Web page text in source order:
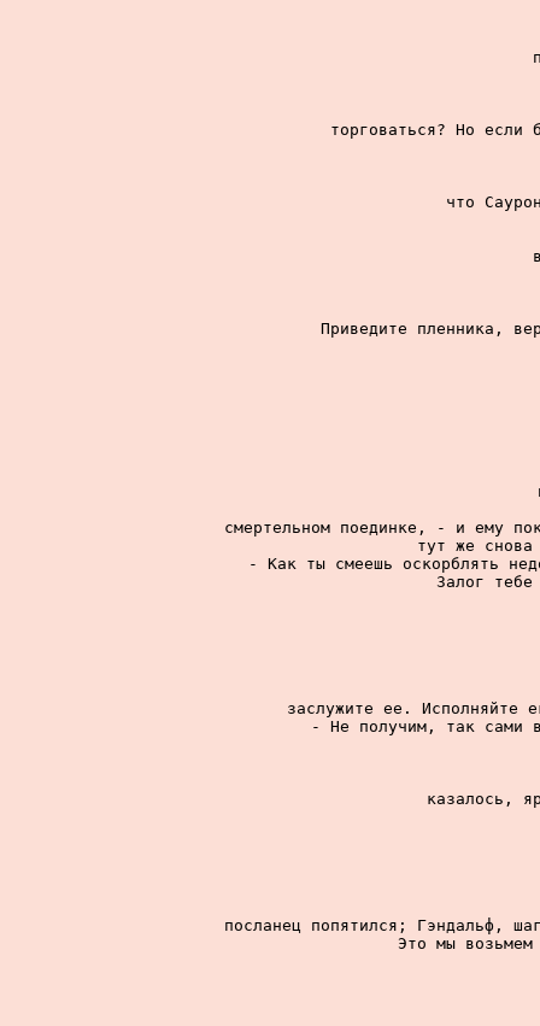
торговаться? Но если
что
Приведите пленника,
смертельном поединке, - и ему
тут же снова
- Как ты смеешь оскорблять
Залог
заслужите ее. Исполняйте
- Не получим, так сами
казалось,
посланец попятился; Гэндальф,
Это мы